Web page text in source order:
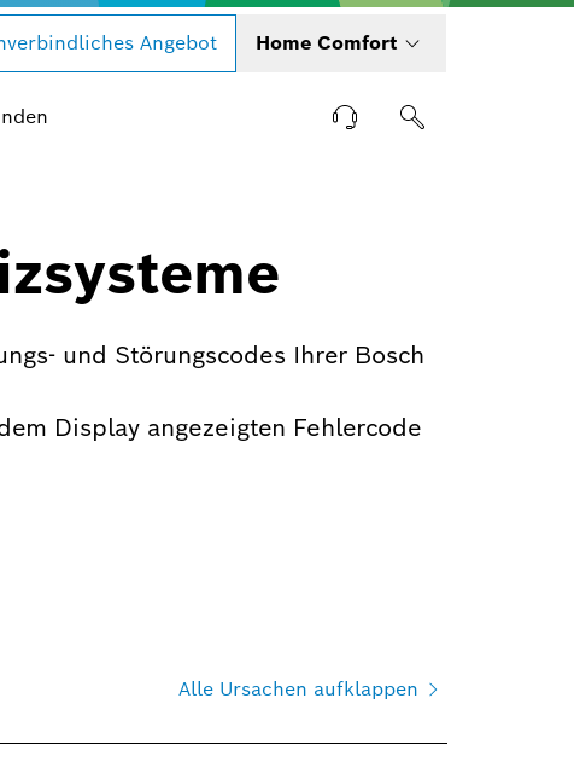
Angebot Home Comfort
und Störungscodes Ihrer Bosch
Display angezeigten Fehlercode
Alle Ursachen aufklappen